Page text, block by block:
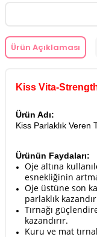
Ürün Açıklaması
Kiss Vita-
Ürün Adı:
Kiss Parlaklık Veren
Ürünün Faydaları:
Oje altına
esnekliğinin
Oje üstüne son
parlaklık
Tırnağı
kazandırır.
Kuru ve mat